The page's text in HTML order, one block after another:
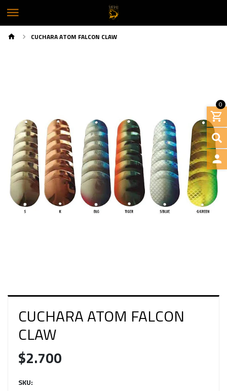
0
CUCHARA ATOM FALCON CLAW
CUCHARA ATOM FALCON
CLAW
$2.700
SKU: